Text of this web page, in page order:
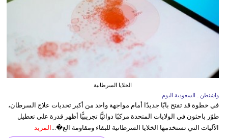
الخلايا السرطانية
واشنطن ـ السعودية اليوم
في خطوة قد تفتح بابًا جديدًا أمام مواجهة واحد من أكبر تحديات علاج السرطان،
طوّر باحثون في الولايات المتحدة مركبًا دوائيًّا تجريبيًّا أظهر قدرة على تعطيل
الآليات التي تستخدمها الخلايا السرطانية للبقاء ومقاومة الع�...
المزيد